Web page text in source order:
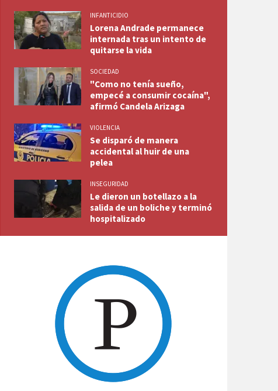
INFANTICIDIO
Lorena Andrade permanece
internada tras un intento de
quitarse la vida
SOCIEDAD
"Como no tenía sueño,
empecé a consumir cocaína",
afirmó Candela Arizaga
VIOLENCIA
Se disparó de manera
accidental al huir de una
pelea
INSEGURIDAD
Le dieron un botellazo a la
salida de un boliche y terminó
hospitalizado